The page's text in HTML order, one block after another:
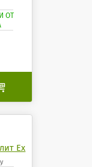
ОТ
Ех